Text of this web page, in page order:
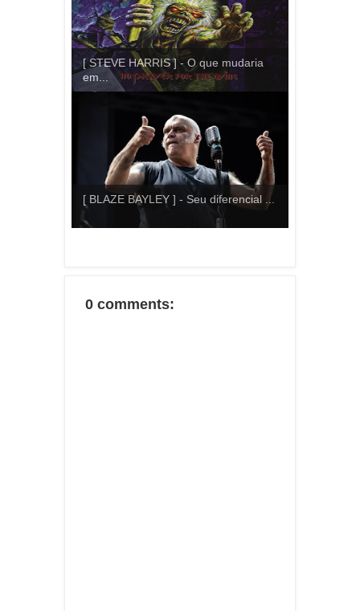
[ STEVE HARRIS ] - O que mudaria
em...
[ BLAZE BAYLEY ] - Seu diferencial ...
0 comments: